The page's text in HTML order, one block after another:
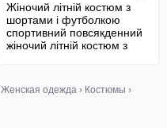
Жіночий літній костюм з
шортами і футболкою
спортивний повсякденний
жіночий літній костюм з
Женская одежда › Костюмы ›